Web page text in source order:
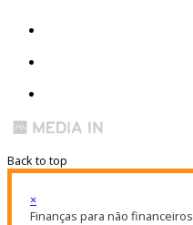
Back to top
×
Finanças para não financeiros